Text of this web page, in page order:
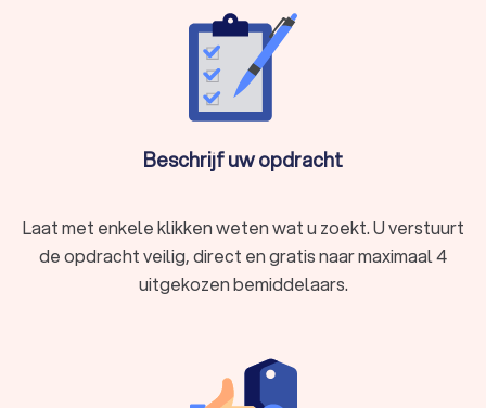
Beschrijf uw opdracht
Laat met enkele klikken weten wat u zoekt. U verstuurt
de opdracht veilig, direct en gratis naar maximaal 4
uitgekozen bemiddelaars.